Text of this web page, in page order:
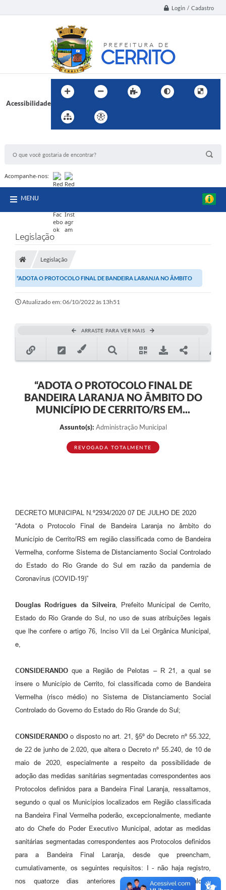
Login / Cadastro
Acessibilidade
Acompanhe-nos:
MENU
Legislação
Legislação
“ADOTA O PROTOCOLO FINAL DE BANDEIRA LARANJA NO ÂMBITO
Atualizado em: 06/10/2022 às 13h51
ARRASTE PARA VER MAIS
“ADOTA O PROTOCOLO FINAL DE
BANDEIRA LARANJA NO ÂMBITO DO
MUNICÍPIO DE CERRITO/RS EM...
Assunto(s): Administração Municipal
REVOGADA TOTALMENTE
DECRETO MUNICIPAL N.º2934/2020 07 DE JULHO DE 2020
“Adota o Protocolo Final de Bandeira Laranja no âmbito do
Município de Cerrito/RS em região classificada como de Bandeira
Vermelha, conforme Sistema de Distanciamento Social Controlado
do Estado do Rio Grande do Sul em razão da pandemia de
Coronavírus (COVID-19)”
Douglas Rodrigues da Silveira, Prefeito Municipal de Cerrito,
Estado do Rio Grande do Sul, no uso de suas atribuições legais
que lhe confere o artigo 76, Inciso VII da Lei Orgânica Municipal,
e,
CONSIDERANDO que a Região de Pelotas – R 21, a qual se
insere o Município de Cerrito, foi classificada como de Bandeira
Vermelha (risco médio) no Sistema de Distanciamento Social
Controlado do Governo do Estado do Rio Grande do Sul;
CONSIDERANDO o disposto no art. 21, §5º do Decreto nº 55.322,
de 22 de junho de 2.020, que altera o Decreto nº 55.240, de 10 de
maio de 2020, especialmente a respeito da possibilidade de
adoção das medidas sanitárias segmentadas correspondentes aos
Protocolos definidos para a Bandeira Final Laranja, ressaltamos,
segundo o qual os Municípios localizados em Região classificada
na Bandeira Final Vermelha poderão, excepcionalmente, mediante
ato do Chefe do Poder Executivo Municipal, adotar as medidas
sanitárias segmentadas correspondentes aos Protocolos definidos
para a Bandeira Final Laranja, desde que preencham,
cumulativamente, os seguintes requisitos: I - não haja registro,
nos quatorze dias anteriores à apuração, de qualquer